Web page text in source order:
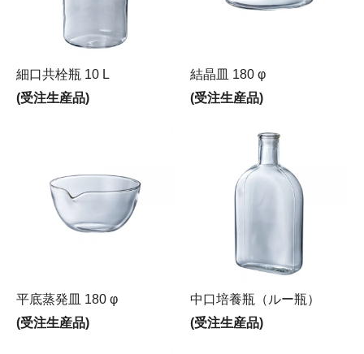
細口共栓瓶 10 L
(受注生産品)
結晶皿 180 φ
(受注生産品)
平底蒸発皿 180 φ
(受注生産品)
中口培養瓶（ルー瓶）
(受注生産品)